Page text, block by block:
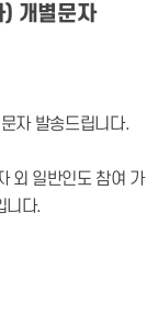
개별문자
자 발송드립니다.
외 일반인도 참여 가
니다.